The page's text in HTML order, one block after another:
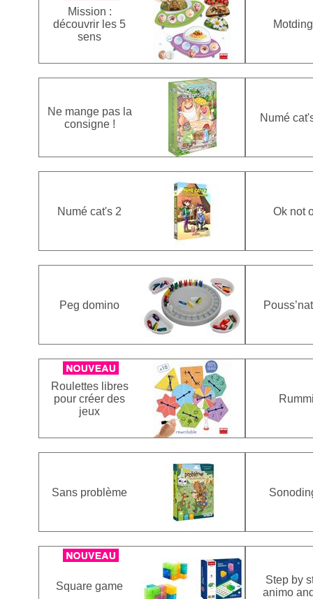
Mission :
découvrir les 5
sens
Ne mange pas la
consigne !
Numé
Numé cat's 2 Ok not
Peg domino
Roulettes libres
pour créer des
jeux
Sans problème
Square game
Step by
animo